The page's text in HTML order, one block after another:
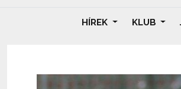
HÍREK KLUB